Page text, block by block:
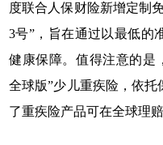
度联合人保财险新增定制
3号”，旨在通过以最低的
健康保障。值得注意的是
全球版”少儿重疾险，依
了重疾险产品可在全球理